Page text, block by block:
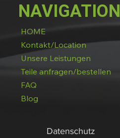
Datenschutz
NAVIGATION
HOME
Kontakt/Location
Unsere Leistungen
Teile anfragen/bestellen
FAQ
Blog